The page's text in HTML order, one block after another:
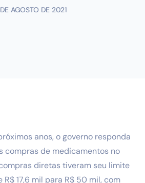
AGOSTO DE 2021
anos, o governo responda
compras de medicamentos no
diretas tiveram seu limite
17,6 mil para R$ 50 mil, com